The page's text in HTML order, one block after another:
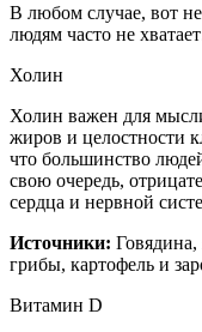
В любом случае, вот
людям часто не
Холин
Холин важен для
жиров и целостности
что большинство
свою очередь,
сердца и нервной
Источники:
грибы, картофель и
Витамин D